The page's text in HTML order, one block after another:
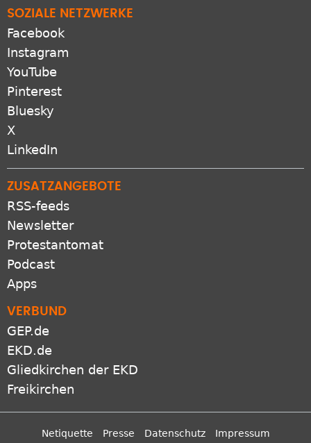
SOZIALE NETZWERKE
Facebook
Instagram
YouTube
Pinterest
Bluesky
X
ZUSATZANGEBOTE
RSS-feeds
Newsletter
Protestantomat
Podcast
VERBUND
GEP.de
EKD.de
Gliedkirchen der EKD